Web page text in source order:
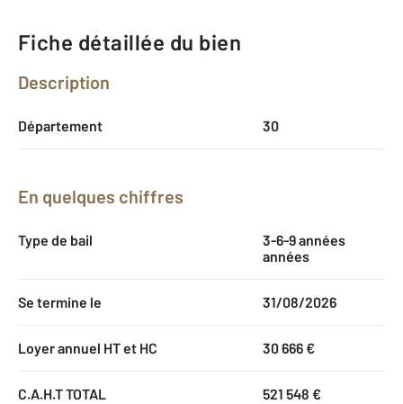
Fiche détaillée du bien
Description
Département 30
En quelques chiffres
Type de bail
3-6-9 années
années
Se termine le 31/08/2026
Loyer annuel HT et HC 30 666 €
C.A.H.T TOTAL 521 548 €